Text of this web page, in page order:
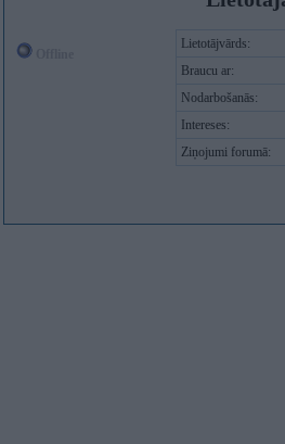
Lietotājvārds:
Braucu ar:
Nodarbošanās:
Intereses:
Ziņojumi forumā: